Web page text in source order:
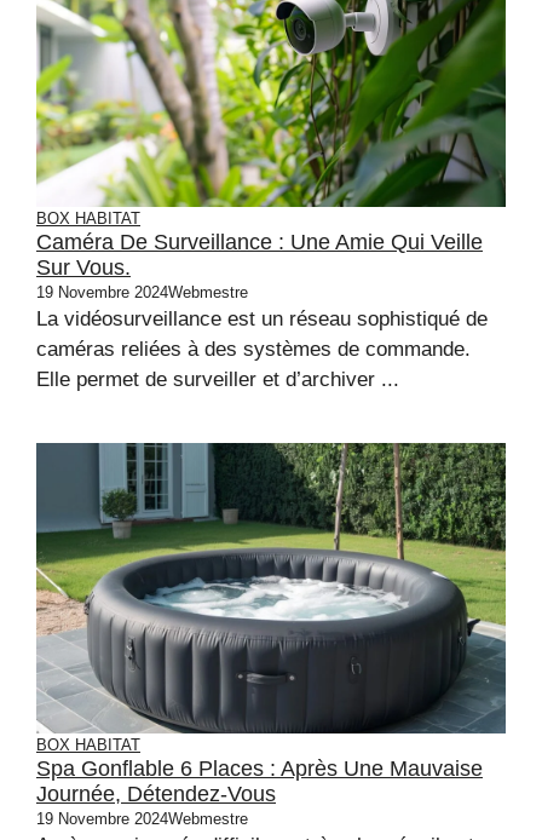
BOX HABITAT
Caméra De Surveillance : Une Amie Qui Veille
Sur Vous.
19 Novembre 2024Webmestre
La vidéosurveillance est un réseau sophistiqué de
caméras reliées à des systèmes de commande.
Elle permet de surveiller et d’archiver ...
BOX HABITAT
Spa Gonflable 6 Places : Après Une Mauvaise
Journée, Détendez-Vous
19 Novembre 2024Webmestre